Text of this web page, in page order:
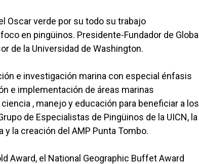
Oscar verde por su todo su trabajo
en pingüinos. Presidente-Fundador de Global
de la Universidad de Washington.
e investigación marina con especial énfasis
e implementación de áreas marinas
, manejo y educación para beneficiar a los
de Especialistas de Pingüinos de la UICN, la
la creación del AMP Punta Tombo.
Award, el National Geographic Buffet Award